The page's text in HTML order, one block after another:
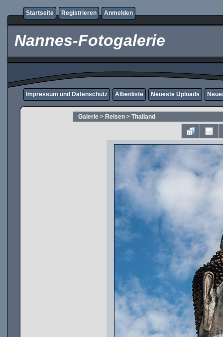
Startseite Registrieren Anmelden
Nannes-Fotogalerie
Impressum und Datenschutz Albenliste Neueste Uploads
Galerie> Reisen> Thailand